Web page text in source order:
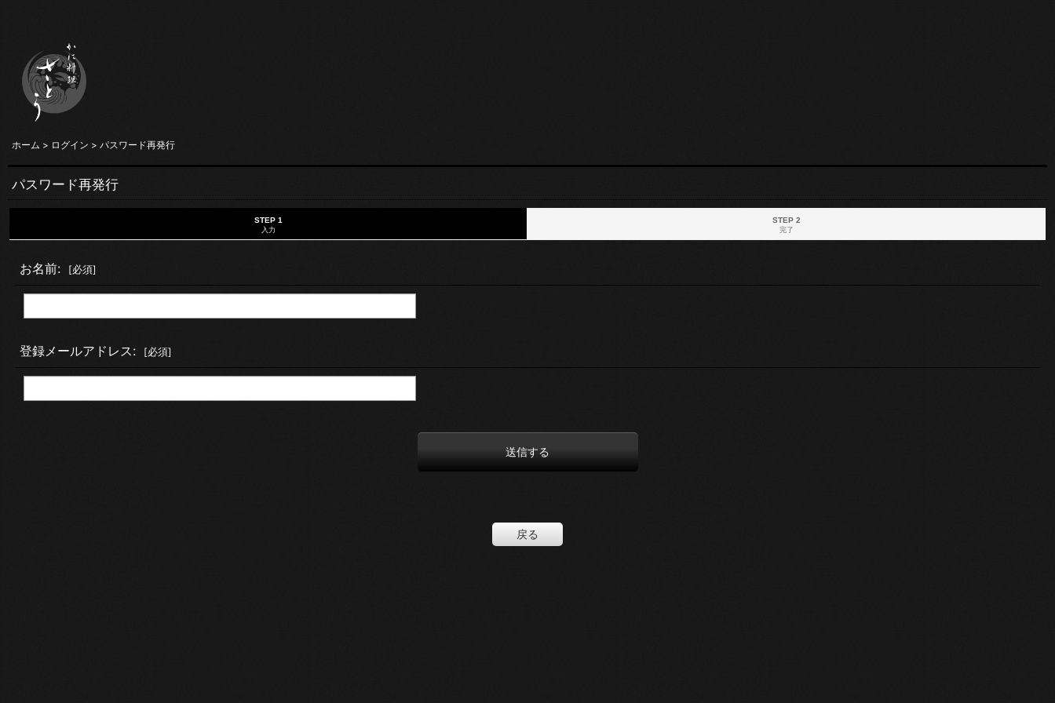
ホーム > ログイン > パスワード再発行
パスワード再発行
STEP 1
入力
STEP 2
完了
お名前: [必須]
登録メールアドレス: [必須]
送信する
戻る